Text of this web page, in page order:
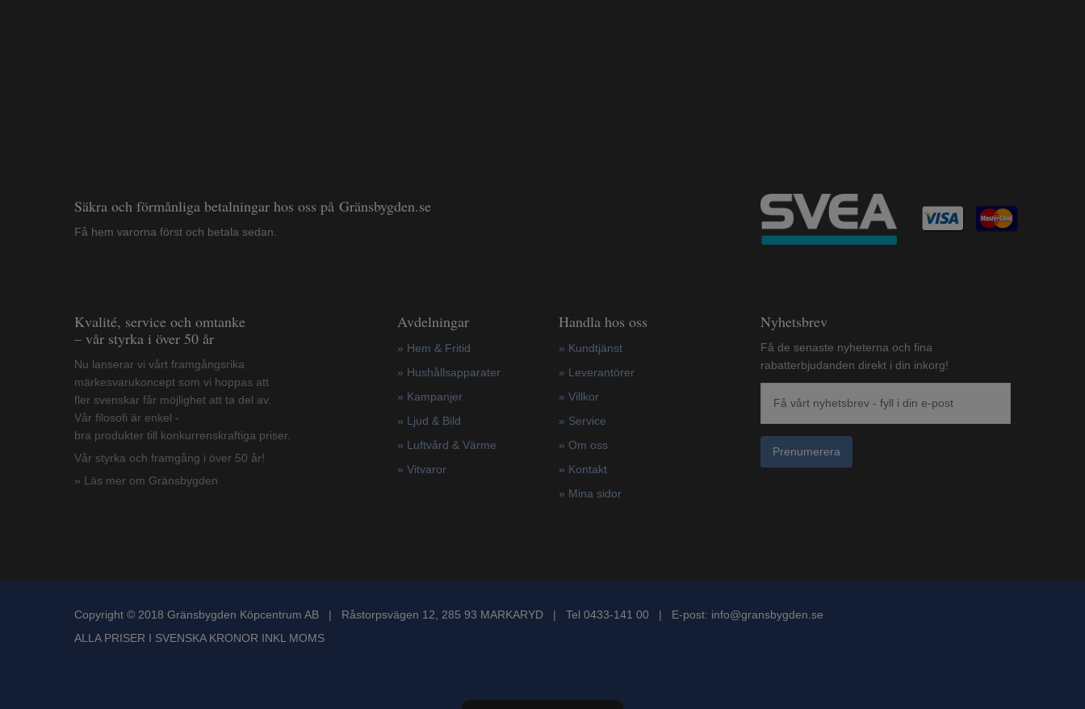
Säkra och förmånliga betalningar hos oss på Gränsbygden.se
Få hem varorna först och betala sedan.
Kvalité, service och omtanke
– vår styrka i över 50 år
Nu lanserar vi vårt framgångsrika
märkesvarukoncept som vi hoppas att
fler svenskar får möjlighet att ta del av.
Vår filosofi är enkel -
bra produkter till konkurrenskraftiga priser.
Vår styrka och framgång i över 50 år!
» Läs mer om Gränsbygden
Avdelningar
» Hem & Fritid
» Hushållsapparater
» Kampanjer
» Ljud & Bild
» Luftvård & Värme
» Vitvaror
Handla hos oss
» Kundtjänst
» Leverantörer
» Villkor
» Service
» Om oss
» Kontakt
» Mina sidor
Nyhetsbrev
Få de senaste nyheterna och fina
rabatterbjudanden direkt i din inkorg!
Prenumerera
Copyright © 2018 Gränsbygden Köpcentrum AB | Råstorpsvägen 12, 285 93 MARKARYD | Tel 0433-141 00 | E-post: info@gransbygden.se
ALLA PRISER I SVENSKA KRONOR INKL MOMS